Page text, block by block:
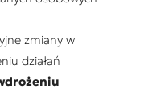
zmiany w
działań